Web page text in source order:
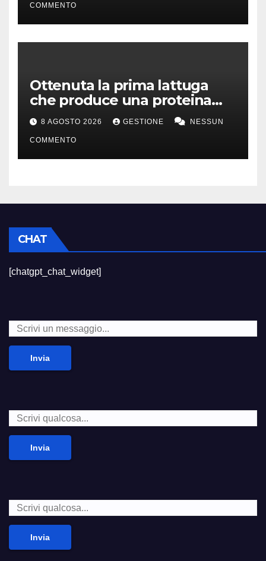
COMMENTO
Ottenuta la prima lattuga
che produce una proteina
chiave della carne
8 AGOSTO 2026 GESTIONE NESSUN
COMMENTO
CHAT
[chatgpt_chat_widget]
Invia
Invia
Invia